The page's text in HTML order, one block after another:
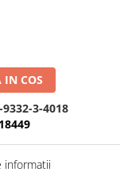
IN COS
3-4018